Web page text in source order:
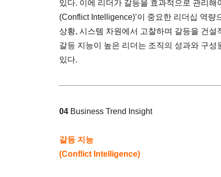
있다. 이에 리더가 갈등을 효과적으로 관리해
(Conflict Intelligence)’이 중요한 리더십 역
상황, 시스템 차원에서 고찰하며 갈등을 건
갈등 지능이 높은 리더는 조직의 성과와 구
있다.
04 Business Trend Insight
갈등 지능
(Conflict Intelligence)